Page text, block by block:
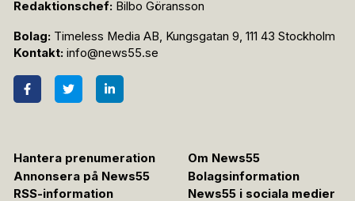
Redaktionschef: Bilbo Göransson
Bolag: Timeless Media AB, Kungsgatan 9, 111 43 Stockholm
Kontakt: info@news55.se
Hantera prenumeration
Om News55
Annonsera på News55
Bolagsinformation
RSS-information
News55 i sociala medier